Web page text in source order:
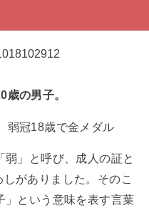
の男子。
弱冠18歳で金メダル
」と呼び、成人の証と
がありました。そのこ
」という意味を表す言葉